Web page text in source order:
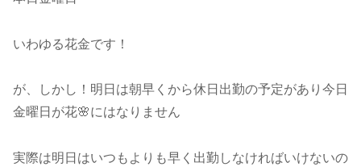
いわゆる花金です！
が、しかし！明日は朝早くから休日出勤の予定があり今日
金曜日が花🌸にはなりません
実際は明日はいつもよりも早く出勤しなければいけないの